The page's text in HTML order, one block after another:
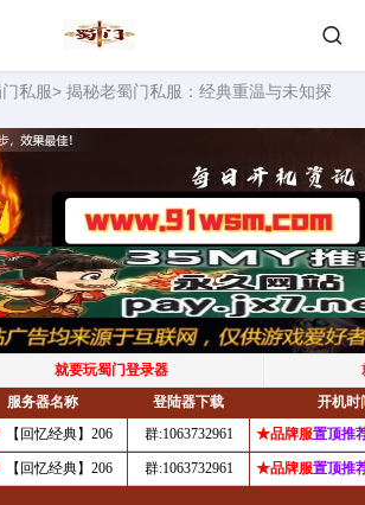
私服> 揭秘老蜀门私服：经典重温与未知探